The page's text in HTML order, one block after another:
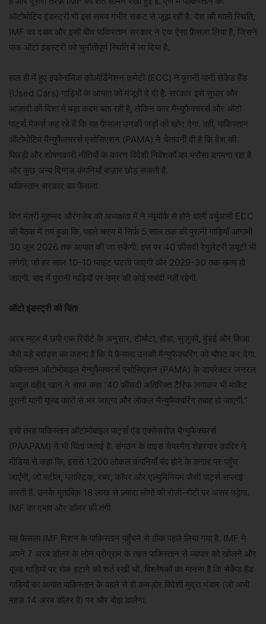
ऑटोमोटिव इंडस्ट्री भी इस समय गंभीर संकट से जूझ रही है. देश की माली स्थिति,
IMF का दबाव और इसी बीच पाकिस्तान सरकार ने एक ऐसा फ़ैसला लिया है, जिसने
पाक ऑटो इंडस्ट्री को चुनौतीपूर्ण स्थिति में ला दिया है.
हाल ही में हुए इकोनॉमिक कोऑर्डिनेशन कमेटी (ECC) ने पुरानी यानी सेकेंड हैंड
(Used Cars) गाड़ियों के आयात को मंजूरी दे दी है. सरकार इसे सुधार और
आज़ादी की दिशा में बड़ा कदम बता रही है, लेकिन कार मैन्युफैक्चरर्स और ऑटो
पार्ट्स मेकर्स कह रहे हैं कि यह फ़ैसला उनकी जड़ों को खोद देगा. वहीं, पाकिस्तान
ऑटोमोटिव मैन्युफैक्चरर्स एसोसिएशन (PAMA) ने चेतावनी दी है कि देश की
पिछड़ी और शोषणकारी नीतियों के कारण विदेशी निवेशकों का भरोसा डगमगा रहा है
और कुछ अन्य दिग्गज कंपनियाँ बाज़ार छोड़ सकती हैं.
पाकिस्तान सरकार का फैसला
वित्त मंत्री मुहम्मद औरंगज़ेब की अध्यक्षता में ने न्यूयॉर्क से होने वाली वर्चुअली ECC
की बैठक में तय हुआ कि, पहले चरण में सिर्फ़ 5 साल तक की पुरानी गाड़ियाँ आगामी
30 जून 2026 तक आयात की जा सकेंगी. इस पर 40 फ़ीसदी रेगुलेटरी ड्यूटी भी
लगेगी, जो हर साल 10-10 प्वाइंट घटती जाएगी और 2029-30 तक ख़त्म हो
जाएगी. बाद में पुरानी गाड़ियों पर उम्र की कोई पाबंदी नहीं रहेगी.
ऑटो इंडस्ट्री की चिंता
अरब न्यूज में छपी एक रिपोर्ट के अनुसार, टोयोटा, होंडा, सुज़ुकी, हुंडई और किआ
जैसे बड़े ब्रांड्स का कहना है कि ये फ़ैसला उनकी मैन्युफैक्चरिंग को चौपट कर देगा.
पाकिस्तान ऑटोमोबाइल मैन्युफैक्चरर्स एसोसिएशन (PAMA) के डायरेक्टर जनरल
अब्दुल वहीद खान ने साफ कहा “40 फ़ीसदी अतिरिक्त टैरिफ लगाकर भी मार्केट
पुरानी यानी यूज्ड कारों से भर जाएगा और लोकल मैन्युफैक्चरिंग तबाह हो जाएगी.”
इसी तरह पाकिस्तान ऑटोमोबाइल पार्ट्स एंड एक्सेसरीज़ मैन्युफैक्चरर्स
(PAAPAM) ने भी चिंता जताई है. संगठन के वाइस चेयरमैन शेहरयार क़ादिर ने
मीडिया से कहा कि, इससे 1,200 लोकल कंपनियाँ बंद होने के कगार पर पहुँच
जाएँगी, जो स्टील, प्लास्टिक, रबर, कॉपर और एल्युमिनियम जैसी पार्ट्स सप्लाई
करती हैं. उनके मुताबिक़ 18 लाख से ज़्यादा लोगों की रोज़ी-रोटी पर असर पड़ेगा.
IMF का दबाव और डॉलर की तंगी
यह फ़ैसला IMF मिशन के पाकिस्तान पहुँचने से ठीक पहले लिया गया है. IMF ने
अपने 7 अरब डॉलर के लोन प्रोग्राम के तहत पाकिस्तान से व्यापार को खोलने और
यूज्ड गाड़ियों पर रोक हटाने की शर्त रखी थी. विश्लेषकों का मानना है कि सेकेंड हैंड
गाड़ियों का आयात पाकिस्तान के पहले से ही कमज़ोर विदेशी मुद्रा भंडार (जो अभी
महज़ 14 अरब डॉलर है) पर और बोझ डालेगा.